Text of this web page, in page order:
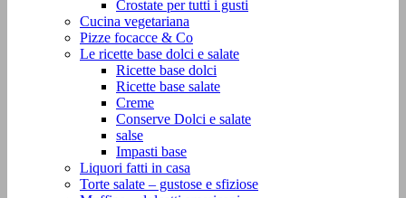
Crostate per tutti i gusti
Cucina vegetariana
Pizze focacce & Co
Le ricette base dolci e salate
Ricette base dolci
Ricette base salate
Creme
Conserve Dolci e salate
salse
Impasti base
Liquori fatti in casa
Torte salate – gustose e sfiziose